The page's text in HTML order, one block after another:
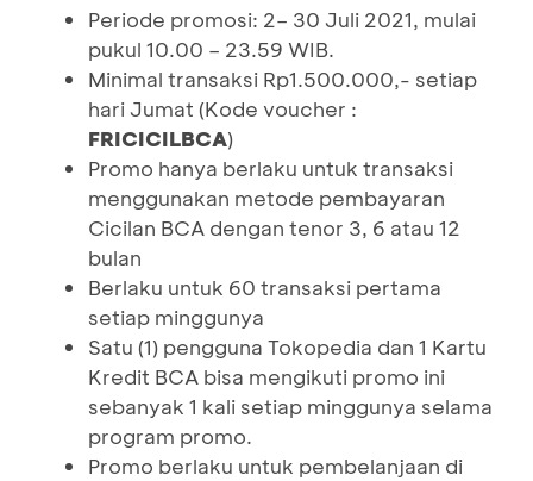
Periode promosi: 2– 30 Juli 2021, mulai
pukul 10.00 – 23.59 WIB.
Minimal transaksi Rp1.500.000,- setiap
hari Jumat (Kode voucher :
FRICICILBCA)
Promo hanya berlaku untuk transaksi
menggunakan metode pembayaran
Cicilan BCA dengan tenor 3, 6 atau 12
bulan
Berlaku untuk 60 transaksi pertama
setiap minggunya
Satu (1) pengguna Tokopedia dan 1 Kartu
Kredit BCA bisa mengikuti promo ini
sebanyak 1 kali setiap minggunya selama
program promo.
Promo berlaku untuk pembelanjaan di